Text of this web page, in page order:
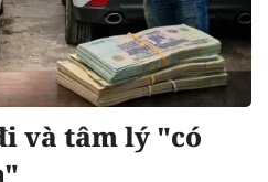
và tâm lý "có